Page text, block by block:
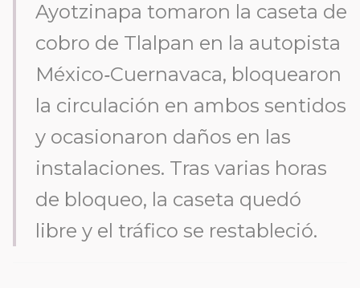
Ayotzinapa tomaron la caseta de
cobro de Tlalpan en la autopista
México‑Cuernavaca, bloquearon
la circulación en ambos sentidos
y ocasionaron daños en las
instalaciones. Tras varias horas
de bloqueo, la caseta quedó
libre y el tráfico se restableció.